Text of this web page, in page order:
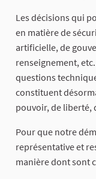
Les décisions qui
en matière de
artificielle, de
renseignement,
questions
constituent
pouvoir, de liberté,
Pour que notre
représentative et
manière dont sont